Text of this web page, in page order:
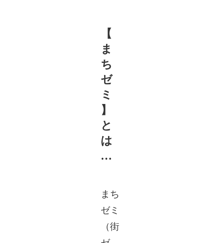
【
ま
ち
ゼ
ミ
】
と
は
…
まち
ゼミ
（街